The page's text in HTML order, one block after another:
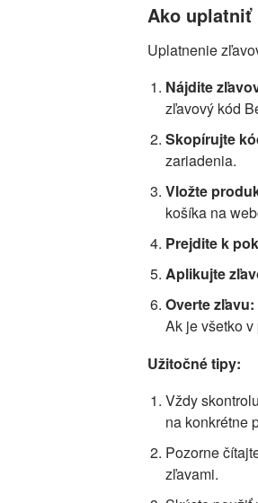
Ako uplatniť
Uplatnenie
Nájdite
zľavový kód
Skopírujte
zariadenia.
Vložte
košíka na
Prejdite k
Aplikujte
Overte zľavu:
Ak je všetko
Užitočné tipy:
Vždy
na konkrétne
Pozorne
zľavami.